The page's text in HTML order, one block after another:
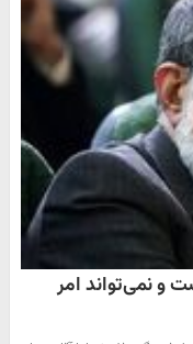
و نمی‌تواند امر